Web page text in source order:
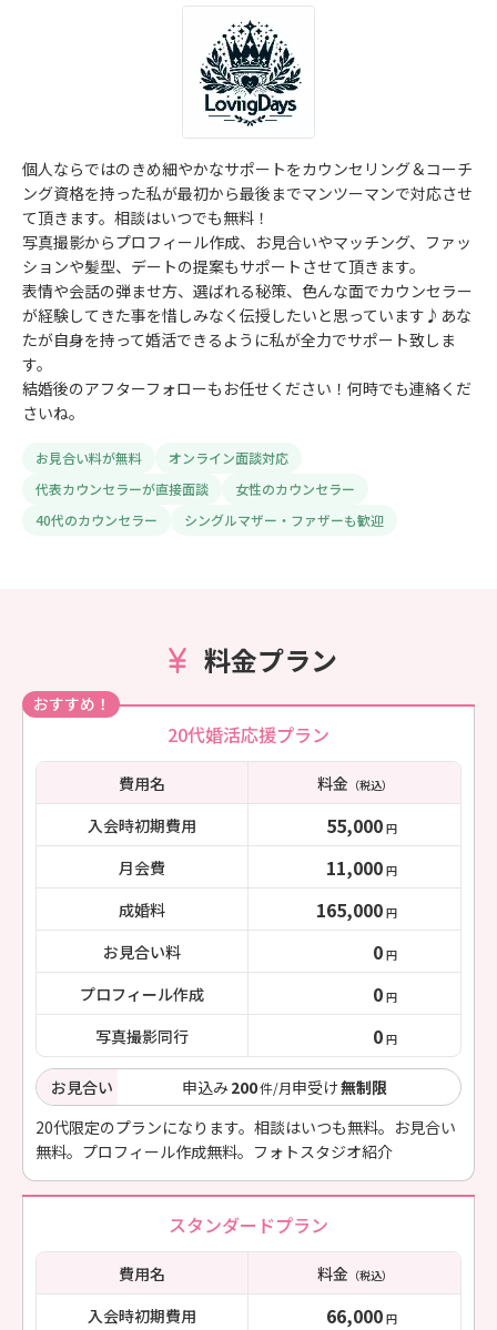
個人ならではのきめ細やかなサポートをカウンセリング＆コーチ
ング資格を持った私が最初から最後までマンツーマンで対応させ
て頂きます。相談はいつでも無料！
写真撮影からプロフィール作成、お見合いやマッチング、ファッ
ションや髪型、デートの提案もサポートさせて頂きます。
表情や会話の弾ませ方、選ばれる秘策、色んな面でカウンセラー
が経験してきた事を惜しみなく伝授したいと思っています♪あな
たが自身を持って婚活できるように私が全力でサポート致しま
す。
結婚後のアフターフォローもお任せください！何時でも連絡くだ
さいね。
お見合い料が無料
オンライン面談対応
代表カウンセラーが直接面談
女性のカウンセラー
40代のカウンセラー
シングルマザー・ファザーも歓迎
料金プラン
おすすめ！
20代婚活応援プラン
費用名 料金（税込）
入会時初期費用 55,000 円
月会費 11,000 円
成婚料 165,000 円
お見合い料 0 円
プロフィール作成 0 円
写真撮影同行 0 円
お見合い 申込み200件/月申受け無制限
20代限定のプランになります。相談はいつも無料。お見合い
無料。プロフィール作成無料。フォトスタジオ紹介
スタンダードプラン
費用名 料金（税込）
入会時初期費用 66,000 円